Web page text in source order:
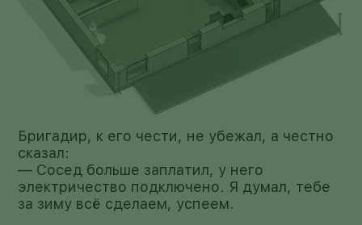
Бригадир, к его чести, не убежал, а честно
сказал:
— Сосед больше заплатил, у него
электричество подключено. Я думал, тебе
за зиму всё сделаем, успеем.